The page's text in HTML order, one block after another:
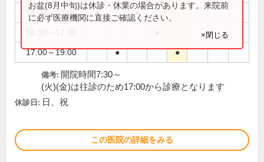
14:00～19:00 ● ●
17:00～19:00 ● ●
お盆(8月中旬)は休診・休業の場合があります。来院前
に必ず医療機関に直接ご確認ください。
×閉じる
備考: 開院時間7:30～
(火)(金)は往診のため17:00から診療となります
休診日: 日、祝
この医院の詳細をみる